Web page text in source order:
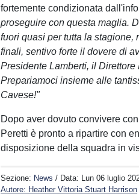
fortemente condizionata
proseguire con questa maglia.
fuori quasi per tutta la
finali, sentivo forte il dovere di
Presidente Lamberti, il
Prepariamoci insieme alle
Cavese!"
Dopo aver dovuto convivere
Peretti è pronto a ripartire con
disposizione della squadra in
Sezione: News / Data: Lun 06 luglio
Autore: Heather Vittoria Stuart Harrison